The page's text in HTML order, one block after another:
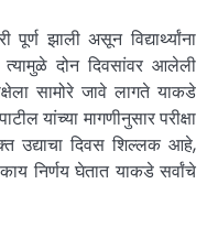
पूर्ण झाली असून विद्यार्थ्यांना
दोन दिवसांवर आलेली
सामोरे जावे लागते याकडे
यांच्या मागणीनुसार परीक्षा
उद्याचा दिवस शिल्लक आहे,
निर्णय घेतात याकडे सर्वांचे